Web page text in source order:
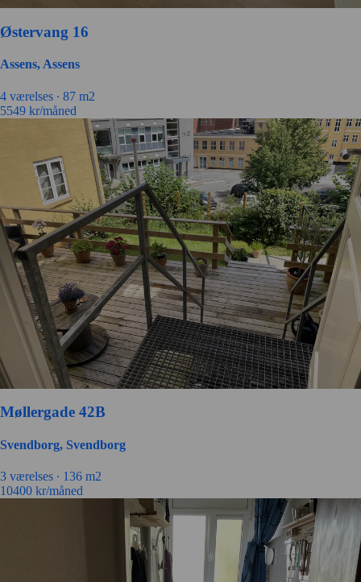
Østervang 16
Assens, Assens
4 værelses ∙ 87 m2
5549 kr/måned
Møllergade 42B
Svendborg, Svendborg
3 værelses ∙ 136 m2
10400 kr/måned